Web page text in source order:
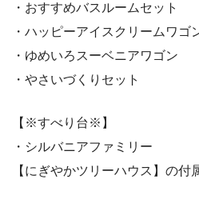
・おすすめバスルームセット
・ハッピーアイスクリームワゴ
・ゆめいろスーベニアワゴン
・やさいづくりセット
【※すべり台※】
・シルバニアファミリー
【にぎやかツリーハウス】の付